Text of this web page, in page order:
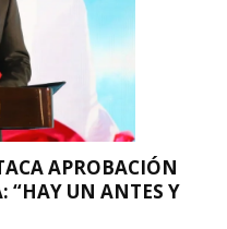
APROBACIÓN
“HAY UN ANTES Y